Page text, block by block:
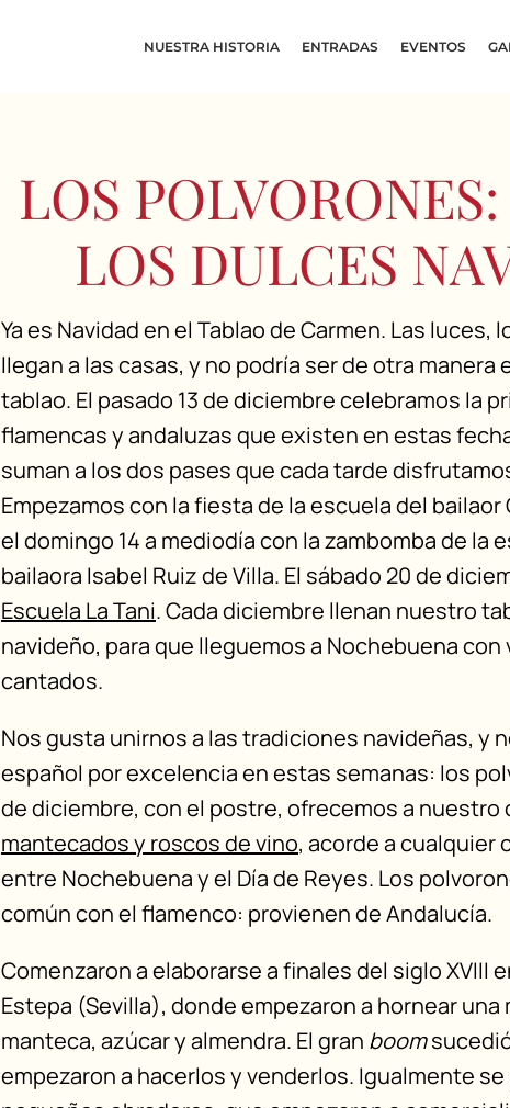
NUESTRA HISTORIA ENTRADAS EVENTOS
LOS
LOS DULCES
Ya es Navidad en el Tablao de Carmen. Las
llegan a las casas, y no podría ser de otra
tablao. El pasado 13 de diciembre celebramos la
flamencas y andaluzas que existen en estas
suman a los dos pases que cada tarde
Empezamos con la fiesta de la escuela del
el domingo 14 a mediodía con la zambomba de la
bailaora Isabel Ruiz de Villa. El sábado 20 de
Escuela La Tani. Cada diciembre llenan nuestro
navideño, para que lleguemos a Nochebuena con
cantados.
Nos gusta unirnos a las tradiciones navideñas, y
español por excelencia en estas semanas: los
de diciembre, con el postre, ofrecemos a nuestro
mantecados y roscos de vino, acorde a cualquier
entre Nochebuena y el Día de Reyes. Los
común con el flamenco: provienen de Andalucía.
Comenzaron a elaborarse a finales del siglo XVIII
Estepa (Sevilla), donde empezaron a hornear una
manteca, azúcar y almendra. El gran boom
empezaron a hacerlos y venderlos. Igualmente